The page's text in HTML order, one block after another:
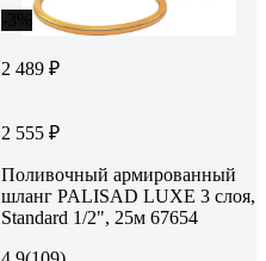
2 489 ₽
2 555 ₽
Поливочный армированный
шланг PALISAD LUXE 3 слоя,
Standard 1/2", 25м 67654